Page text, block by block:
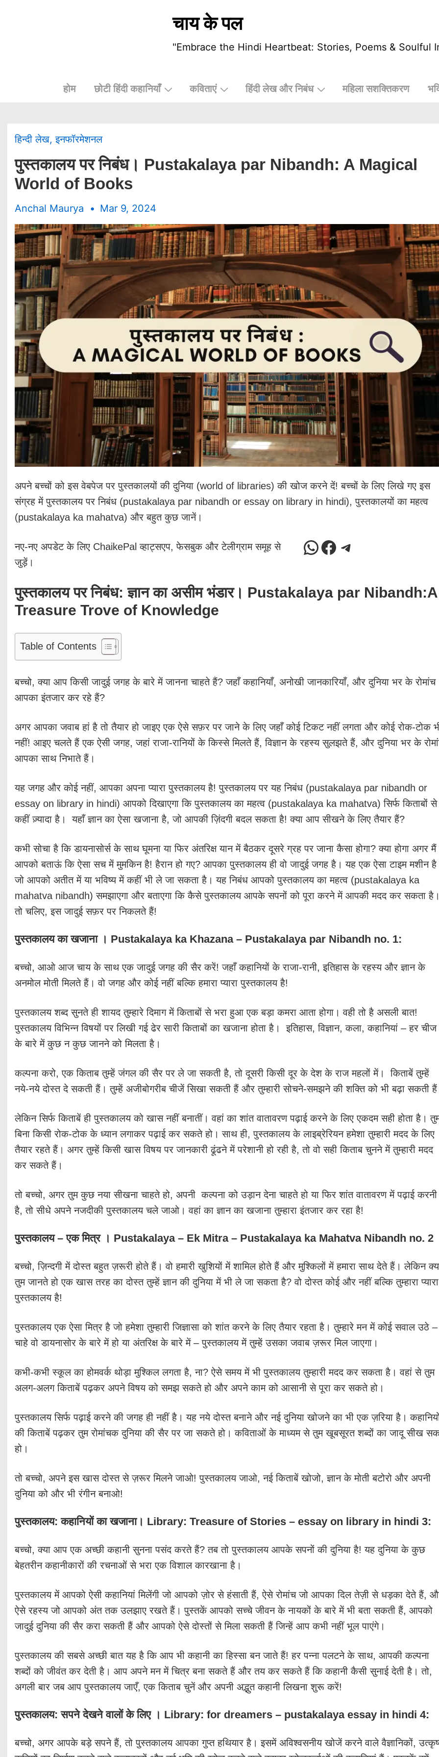
चाय के पल
"Embrace the Hindi Heartbeat: Stories, Poems & Soulful
होम छोटी हिंदी कहानियाँ कविताएं हिंदी लेख और निबंध महिला सशक्तिकरण
हिन्दी लेख,इनफॉरमेशनल
पुस्तकालय पर निबंध। Pustakalaya par Nibandh: A Magical
World of Books
Anchal Maurya Mar 9, 2024
अपने बच्चों को इस वेबपेज पर पुस्तकालयों की दुनिया (world of libraries) की खोज करने दें! बच्चों के लिए लिखे गए इस
संग्रह में पुस्तकालय पर निबंध (pustakalaya par nibandh or essay on library in hindi), पुस्तकालयों का महत्व
(pustakalaya ka mahatva) और बहुत कुछ जानें।
नए-नए अपडेट के लिए ChaikePal व्हाट्सएप, फेसबुक और टेलीग्राम समूह से
जुड़ें।
पुस्तकालय पर निबंध: ज्ञान का असीम भंडार। Pustakalaya par Nibandh:A
Treasure Trove of Knowledge
Table of Contents
बच्चो, क्या आप किसी जादुई जगह के बारे में जानना चाहते हैं? जहाँ कहानियाँ, अनोखी जानकारियाँ, और दुनिया भर के रोमांच
आपका इंतजार कर रहे हैं?
अगर आपका जवाब हां है तो तैयार हो जाइए एक ऐसे सफ़र पर जाने के लिए जहाँ कोई टिकट नहीं लगता और कोई रोक-टोक
नहीं! आइए चलते हैं एक ऐसी जगह, जहां राजा-रानियों के किस्से मिलते हैं, विज्ञान के रहस्य सुलझते हैं, और दुनिया भर के
आपका साथ निभाते हैं।
यह जगह और कोई नहीं, आपका अपना प्यारा पुस्तकालय है! पुस्तकालय पर यह निबंध (pustakalaya par nibandh or
essay on library in hindi) आपको दिखाएगा कि पुस्तकालय का महत्व (pustakalaya ka mahatva) सिर्फ किताबों से
कहीं ज़्यादा है। यहाँ ज्ञान का ऐसा खजाना है, जो आपकी ज़िंदगी बदल सकता है! क्या आप सीखने के लिए तैयार हैं?
कभी सोचा है कि डायनासोर्स के साथ घूमना या फिर अंतरिक्ष यान में बैठकर दूसरे ग्रह पर जाना कैसा होगा? क्या होगा अगर मैं
आपको बताऊं कि ऐसा सच में मुमकिन है! हैरान हो गए? आपका पुस्तकालय ही वो जादुई जगह है। यह एक ऐसा टाइम मशीन है
जो आपको अतीत में या भविष्य में कहीं भी ले जा सकता है। यह निबंध आपको पुस्तकालय का महत्व (pustakalaya ka
mahatva nibandh) समझाएगा और बताएगा कि कैसे पुस्तकालय आपके सपनों को पूरा करने में आपकी मदद कर सकता
तो चलिए, इस जादुई सफ़र पर निकलते हैं!
पुस्तकालय का खजाना । Pustakalaya ka Khazana – Pustakalaya par Nibandh no. 1:
बच्चो, आओ आज चाय के साथ एक जादुई जगह की सैर करें! जहाँ कहानियों के राजा-रानी, इतिहास के रहस्य और ज्ञान के
अनमोल मोती मिलते हैं। वो जगह और कोई नहीं बल्कि हमारा प्यारा पुस्तकालय है!
पुस्तकालय शब्द सुनते ही शायद तुम्हारे दिमाग में किताबों से भरा हुआ एक बड़ा कमरा आता होगा। वही तो है असली बात!
पुस्तकालय विभिन्न विषयों पर लिखी गई ढेर सारी किताबों का खजाना होता है। इतिहास, विज्ञान, कला, कहानियां – हर चीज
के बारे में कुछ न कुछ जानने को मिलता है।
कल्पना करो, एक किताब तुम्हें जंगल की सैर पर ले जा सकती है, तो दूसरी किसी दूर के देश के राज महलों में। किताबें तुम्हें
नये-नये दोस्त दे सकती हैं। तुम्हें अजीबोगरीब चीजें सिखा सकती हैं और तुम्हारी सोचने-समझने की शक्ति को भी बढ़ा सकती
लेकिन सिर्फ किताबें ही पुस्तकालय को खास नहीं बनातीं। वहां का शांत वातावरण पढ़ाई करने के लिए एकदम सही होता है।
बिना किसी रोक-टोक के ध्यान लगाकर पढ़ाई कर सकते हो। साथ ही, पुस्तकालय के लाइब्रेरियन हमेशा तुम्हारी मदद के लिए
तैयार रहते हैं। अगर तुम्हें किसी खास विषय पर जानकारी ढूंढने में परेशानी हो रही है, तो वो सही किताब चुनने में तुम्हारी मदद
कर सकते हैं।
तो बच्चो, अगर तुम कुछ नया सीखना चाहते हो, अपनी कल्पना को उड़ान देना चाहते हो या फिर शांत वातावरण में पढ़ाई करनी
है, तो सीधे अपने नजदीकी पुस्तकालय चले जाओ। वहां का ज्ञान का खजाना तुम्हारा इंतजार कर रहा है!
पुस्तकालय – एक मित्र । Pustakalaya – Ek Mitra – Pustakalaya ka Mahatva Nibandh no. 2
बच्चो, ज़िन्दगी में दोस्त बहुत ज़रूरी होते हैं। वो हमारी खुशियों में शामिल होते हैं और मुश्किलों में हमारा साथ देते हैं। लेकिन
तुम जानते हो एक खास तरह का दोस्त तुम्हें ज्ञान की दुनिया में भी ले जा सकता है? वो दोस्त कोई और नहीं बल्कि तुम्हारा प्यारा
पुस्तकालय है!
पुस्तकालय एक ऐसा मित्र है जो हमेशा तुम्हारी जिज्ञासा को शांत करने के लिए तैयार रहता है। तुम्हारे मन में कोई सवाल उठे –
चाहे वो डायनासोर के बारे में हो या अंतरिक्ष के बारे में – पुस्तकालय में तुम्हें उसका जवाब ज़रूर मिल जाएगा।
कभी-कभी स्कूल का होमवर्क थोड़ा मुश्किल लगता है, ना? ऐसे समय में भी पुस्तकालय तुम्हारी मदद कर सकता है। वहां से तुम
अलग-अलग किताबें पढ़कर अपने विषय को समझ सकते हो और अपने काम को आसानी से पूरा कर सकते हो।
पुस्तकालय सिर्फ पढ़ाई करने की जगह ही नहीं है। यह नये दोस्त बनाने और नई दुनिया खोजने का भी एक ज़रिया है।
की किताबें पढ़कर तुम रोमांचक दुनिया की सैर पर जा सकते हो। कविताओं के माध्यम से तुम खूबसूरत शब्दों का जादू सीख
हो।
तो बच्चो, अपने इस खास दोस्त से ज़रूर मिलने जाओ! पुस्तकालय जाओ, नई किताबें खोजो, ज्ञान के मोती बटोरो और अपनी
दुनिया को और भी रंगीन बनाओ!
पुस्तकालय: कहानियों का खजाना। Library: Treasure of Stories – essay on library in hindi 3:
बच्चो, क्या आप एक अच्छी कहानी सुनना पसंद करते हैं? तब तो पुस्तकालय आपके सपनों की दुनिया है! यह दुनिया के कुछ
बेहतरीन कहानीकारों की रचनाओं से भरा एक विशाल कारखाना है।
पुस्तकालय में आपको ऐसी कहानियां मिलेंगी जो आपको ज़ोर से हंसाती हैं, ऐसे रोमांच जो आपका दिल तेज़ी से धड़का देते हैं,
ऐसे रहस्य जो आपको अंत तक उलझाए रखते हैं। पुस्तकें आपको सच्चे जीवन के नायकों के बारे में भी बता सकती हैं, आपको
जादुई दुनिया की सैर करा सकती हैं और आपको ऐसे दोस्तों से मिला सकती हैं जिन्हें आप कभी नहीं भूल पाएंगे।
पुस्तकालय की सबसे अच्छी बात यह है कि आप भी कहानी का हिस्सा बन जाते हैं! हर पन्ना पलटने के साथ, आपकी कल्पना
शब्दों को जीवंत कर देती है। आप अपने मन में चित्र बना सकते हैं और तय कर सकते हैं कि कहानी कैसी सुनाई देती है। तो,
अगली बार जब आप पुस्तकालय जाएँ, एक किताब चुनें और अपनी अद्भुत कहानी लिखना शुरू करें!
पुस्तकालय: सपने देखने वालों के लिए । Library: for dreamers – pustakalaya essay in hindi 4:
बच्चो, अगर आपके बड़े सपने हैं, तो पुस्तकालय आपका गुप्त हथियार है। इसमें अविश्वसनीय खोजें करने वाले वैज्ञानिकों,